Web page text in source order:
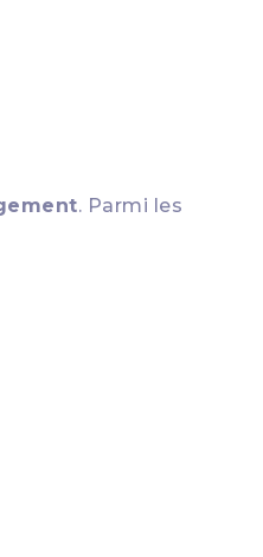
. Parmi les